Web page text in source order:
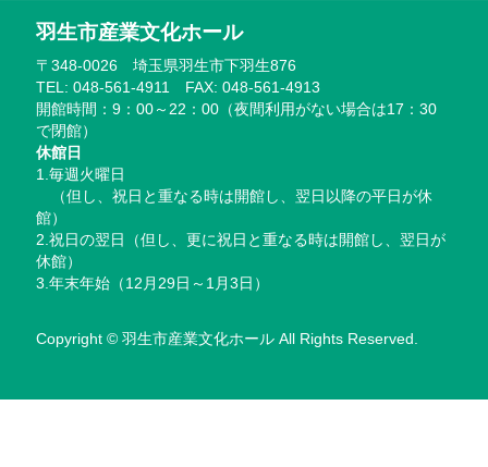
羽生市産業文化ホール
〒348-0026 埼玉県羽生市下羽生876
TEL: 048-561-4911 FAX: 048-561-4913
開館時間：9：00～22：00（夜間利用がない場合は17：30
で閉館）
休館日
1.毎週火曜日
（但し、祝日と重なる時は開館し、翌日以降の平日が休
館）
2.祝日の翌日（但し、更に祝日と重なる時は開館し、翌日が
休館）
3.年末年始（12月29日～1月3日）
Copyright © 羽生市産業文化ホール All Rights Reserved.